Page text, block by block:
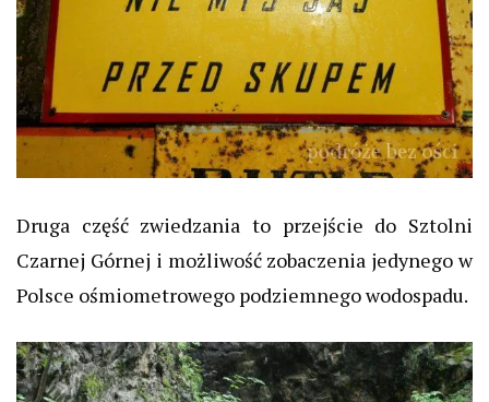
Druga część zwiedzania to przejście do Sztolni
Czarnej Górnej i możliwość zobaczenia jedynego w
Polsce ośmiometrowego podziemnego wodospadu.